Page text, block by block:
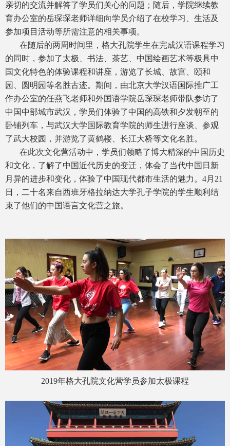
亲切的交流并解答了学员们关心的问题；随后，学院继续教
育办公室的岳琛琛老师详细向学员介绍了在校学习、生活及
参加项目活动等所需注意的相关事项。
在随后的两周时间里，格大孔院学生在完成汉语课程学习
的同时，参加了太极、书法、茶艺、中国绘画艺术等极具中
国文化特色的体验课程和讲座，游览了长城、故宫、颐和
园、圆明园等名胜古迹。期间，由北京大学汉语国际推广工
作办公室的任燕飞老师和外国语学院岳琛琛老师带队参访了
中国中部城市武汉，学员们体验了中国的高铁和夕发朝至的
卧铺列车，与武汉大学国际教育学院的师生进行座谈、参观
了武大校园，并游览了黄鹤楼、长江大桥等文化名胜。
在此次文化营活动中，学员们领略了博大精深的中国历史
和文化，了解了中国近代历史的变迁，体会了当代中国日新
月异的进步和变化，体验了中国现代都市生活的魅力。4月21
日，二十名来自西班牙格拉纳达大学孔子学院的学生顺利结
束了他们的中国语言文化营之旅。
2019年格大孔院文化营学员参加太极课程